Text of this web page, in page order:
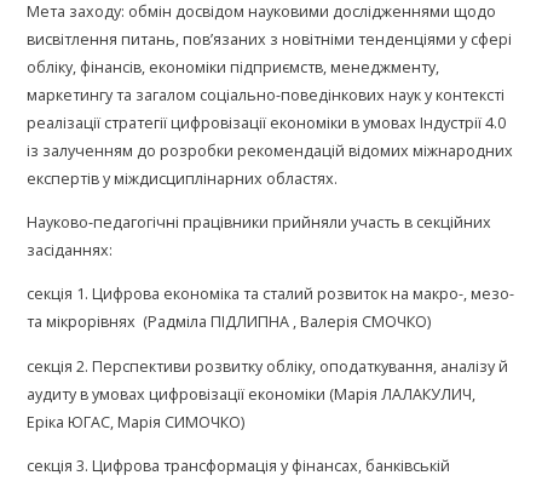
Мета заходу: обмін досвідом науковими дослідженнями щодо
висвітлення питань, пов’язаних з новітніми тенденціями у сфері
обліку, фінансів, економіки підприємств, менеджменту,
маркетингу та загалом соціально-поведінкових наук у контексті
реалізації стратегії цифровізації економіки в умовах Індустрії 4.0
із залученням до розробки рекомендацій відомих міжнародних
експертів у міждисциплінарних областях.
Науково-педагогічні працівники прийняли участь в секційних
засіданнях:
секція 1. Цифрова економіка та сталий розвиток на макро-, мезо-
та мікрорівнях (Радміла ПІДЛИПНА , Валерія СМОЧКО)
секція 2. Перспективи розвитку обліку, оподаткування, аналізу й
аудиту в умовах цифровізації економіки (Марія ЛАЛАКУЛИЧ,
Еріка ЮГАС, Марія СИМОЧКО)
секція 3. Цифрова трансформація у фінансах, банківській